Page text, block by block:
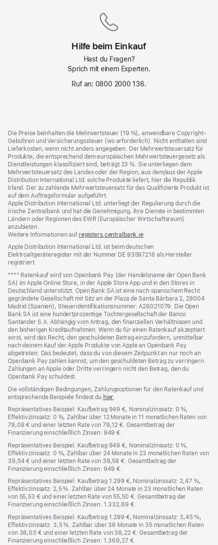
Hilfe beim Einkauf
Hast du Fragen?
Sprich mit einem Experten.
Ruf an: 0800 2000 136.
Die Preise beinhalten die Mehrwertsteuer (19 %), anwendbare Copyright-
Gebühren und Versicherungssteuer (wo erforderlich). Nicht enthalten sind
Lieferkosten, wenn nicht anders angegeben. Der Mehrwertsteuersatz für
Produkte, die entsprechend dem europäischen Mehrwertsteuergesetz als
Dienstleistungen klassifiziert sind, beträgt 23 %. Sie unterliegen dem
Mehrwertsteuersatz des Landes oder der Region, aus dem/aus der Apple
Distribution International Ltd. solche Produkte liefert, hier die Republik
Irland. Der zu zahlende Mehrwertsteuersatz für das Qualifizierte Produkt ist
auf dem Auftragsformular aufgeführt.
Apple Distribution International Ltd. unterliegt der Regulierung durch die
irische Zentralbank und hat die Genehmigung, ihre Dienste in bestimmten
Ländern oder Regionen des EWR (Europäischer Wirtschaftsraum)
anzubieten.
Weitere Informationen auf registers.centralbank.ie
Apple Distribution International Ltd. ist beim deutschen
Elektroaltgeräteregister mit der Nummer DE 93597216 als Hersteller
registriert.
Fußnote
**** Ratenkauf wird von Openbank Pay (der Handelsname der Open Bank
SA) im Apple Online Store, in der Apple Store App und in den Stores in
Deutschland unterstützt. Open Bank SA ist eine nach spanischem Recht
gegründete Gesellschaft mit Sitz an der Plaza de Santa Bárbara 2, 28004
Madrid (Spanien), Steueridentifikationsnummer: A28021079. Die Open
Bank SA ist eine hundertprozentige Tochtergesellschaft der Banco
Santander S.A. Abhängig vom Antrag, den finanziellen Verhältnissen und
den bisherigen Kreditaufnahmen. Wenn du für einen Ratenkauf akzeptiert
wirst, wird das Recht, den geschuldeten Betrag einzufordern, unmittelbar
nach deinem Kauf der Apple Produkte von Apple an Openbank Pay
abgetreten. Das bedeutet, dass du von diesem Zeitpunkt an nur noch an
Openbank Pay zahlen kannst, um den geschuldeten Betrag zu verringern.
Zahlungen an Apple oder Dritte verringern nicht den Betrag, den du
Openbank Pay schuldest.
Die vollständigen Bedingungen, Zahlungsoptionen für den Ratenkauf und
entsprechende Beispiele findest du hier
neues
Fenster)
Repräsentatives Beispiel: Kaufbetrag 949 €, Nominalzinssatz: 0 %,
Effektivzinssatz: 0 %, Zahlbar über 12 Monate in 11 monatlichen Raten von
79,08 € und einer letzten Rate von 79,12 €. Gesamtbetrag der
Finanzierung einschließlich Zinsen: 949 €.
Repräsentatives Beispiel: Kaufbetrag 949 €, Nominalzinssatz: 0 %,
Effektivzinssatz: 0 %, Zahlbar über 24 Monate in 23 monatlichen Raten von
39,54 € und einer letzten Rate von 39,58 €. Gesamtbetrag der
Finanzierung einschließlich Zinsen: 949 €.
Repräsentatives Beispiel: Kaufbetrag 1.299 €, Nominalzinssatz: 2,47 %,
Effektivzinssatz: 2,5 %. Zahlbar über 24 Monate in 23 monatlichen Raten
von 55,53 € und einer letzten Rate von 55,50 €. Gesamtbetrag der
Finanzierung einschließlich Zinsen: 1.332,69 €.
Repräsentatives Beispiel: Kaufbetrag 1.299 €, Nominalzinssatz: 3,45 %,
Effektivzinssatz: 3,5 %. Zahlbar über 36 Monate in 35 monatlichen Raten
von 38,03 € und einer letzten Rate von 38,22 €. Gesamtbetrag der
Finanzierung einschließlich Zinsen: 1.369,27 €.